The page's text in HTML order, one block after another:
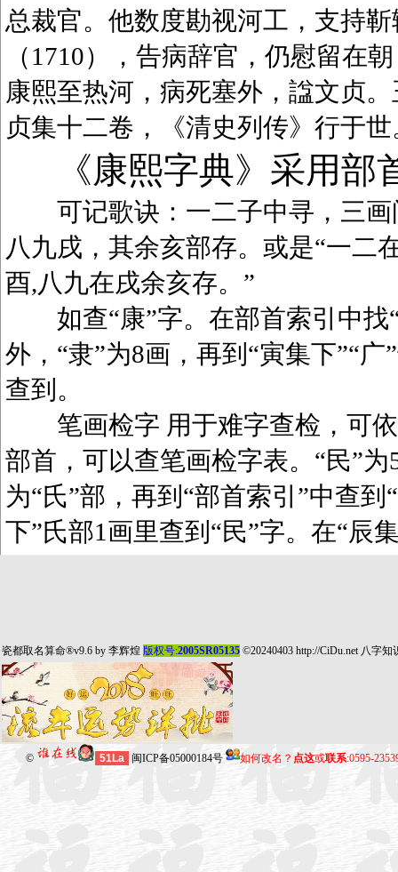
总裁官。他数度勘视河工，支持
（1710），告病辞官，仍慰留在
康熙至热河，病死塞外，諡文贞
贞集十二卷，《清史列传》行于世
《康熙字典》采用
可记歌诀：一二子中寻，三画
八九戌，其余亥部存。或是“一二
酉,八九在戌余亥存。”
如查“康”字。在部首索引中找“
外，“隶”为8画，再到“寅集下”“
查到。
笔画检字 用于难字查检，可依
部首，可以查笔画检字表。“民”
为“氏”部，再到“部首索引”中查到
下”氏部1画里查到“民”字。在“辰
瓷都取名算命®v9.6 by 李辉煌 版权号:2005SR05135 ©20240403 http://CiDu.net 八字知
© 51La 闽ICP备05000184号 如何改名？ 点这或联系:0595-